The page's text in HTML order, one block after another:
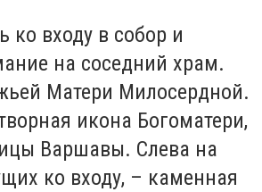
ко входу в собор и
на соседний храм.
Матери Милосердной.
икона Богоматери,
Варшавы. Слева на
ко входу, – каменная